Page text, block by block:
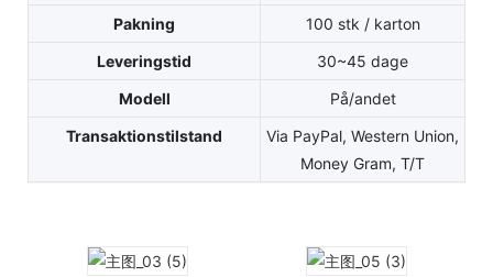
Pakning
100 stk / karton
Leveringstid
30~45 dage
Modell
På/andet
Transaktionstilstand
Via PayPal, Western Union,
Money Gram, T/T